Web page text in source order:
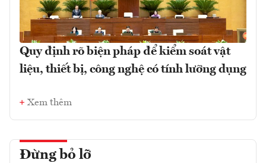
Quy định rõ biện pháp để kiểm soát vật
liệu, thiết bị, công nghệ có tính lưỡng dụng
Xem thêm
Đừng bỏ lỡ